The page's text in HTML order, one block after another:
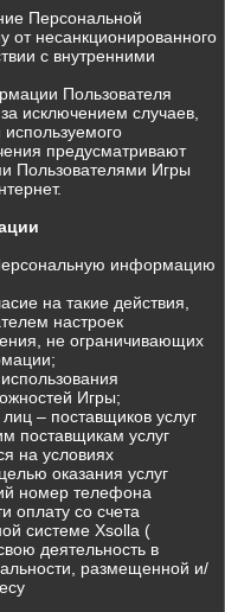
Персональной
от несанкционированного
с внутренними
Пользователя
исключением случаев,
используемого
предусматривают
Пользователями Игры
информацию
на такие действия,
настроек
не ограничивающих
Игры;
– поставщиков услуг
поставщикам услуг
на условиях
оказания услуг
номер телефона
оплату со счета
системе Xsolla (
деятельность в
размещенной и/